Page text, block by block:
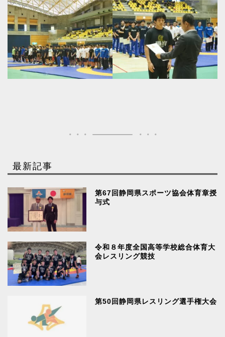
最新記事
第67回静岡県スポーツ協会体育章授
与式
令和８年度全国高等学校総合体育大
会レスリング競技
第50回静岡県レスリング選手権大会